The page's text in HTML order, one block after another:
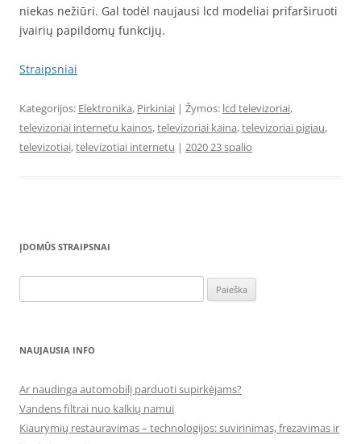
niekas nežiūri. Gal todėl naujausi lcd modeliai prifarširuoti
įvairių papildomų funkcijų.
Straipsniai
Kategorijos: Elektronika, Pirkiniai | Žymos: lcd televizoriai,
televizoriai internetu kainos,televizoriai kaina,televizoriai pigiau,
televizotiai,televizotiai internetu | 2020 23 spalio
ĮDOMŪS STRAIPSNAI
NAUJAUSIA INFO
Ar naudinga automobilį parduoti supirkėjams?
Vandens filtrai nuo kalkių namui
Kiaurymių restauravimas – technologijos: suvirinimas, frezavimas ir